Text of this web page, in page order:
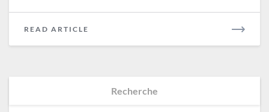
READ ARTICLE
MORE
Recherche